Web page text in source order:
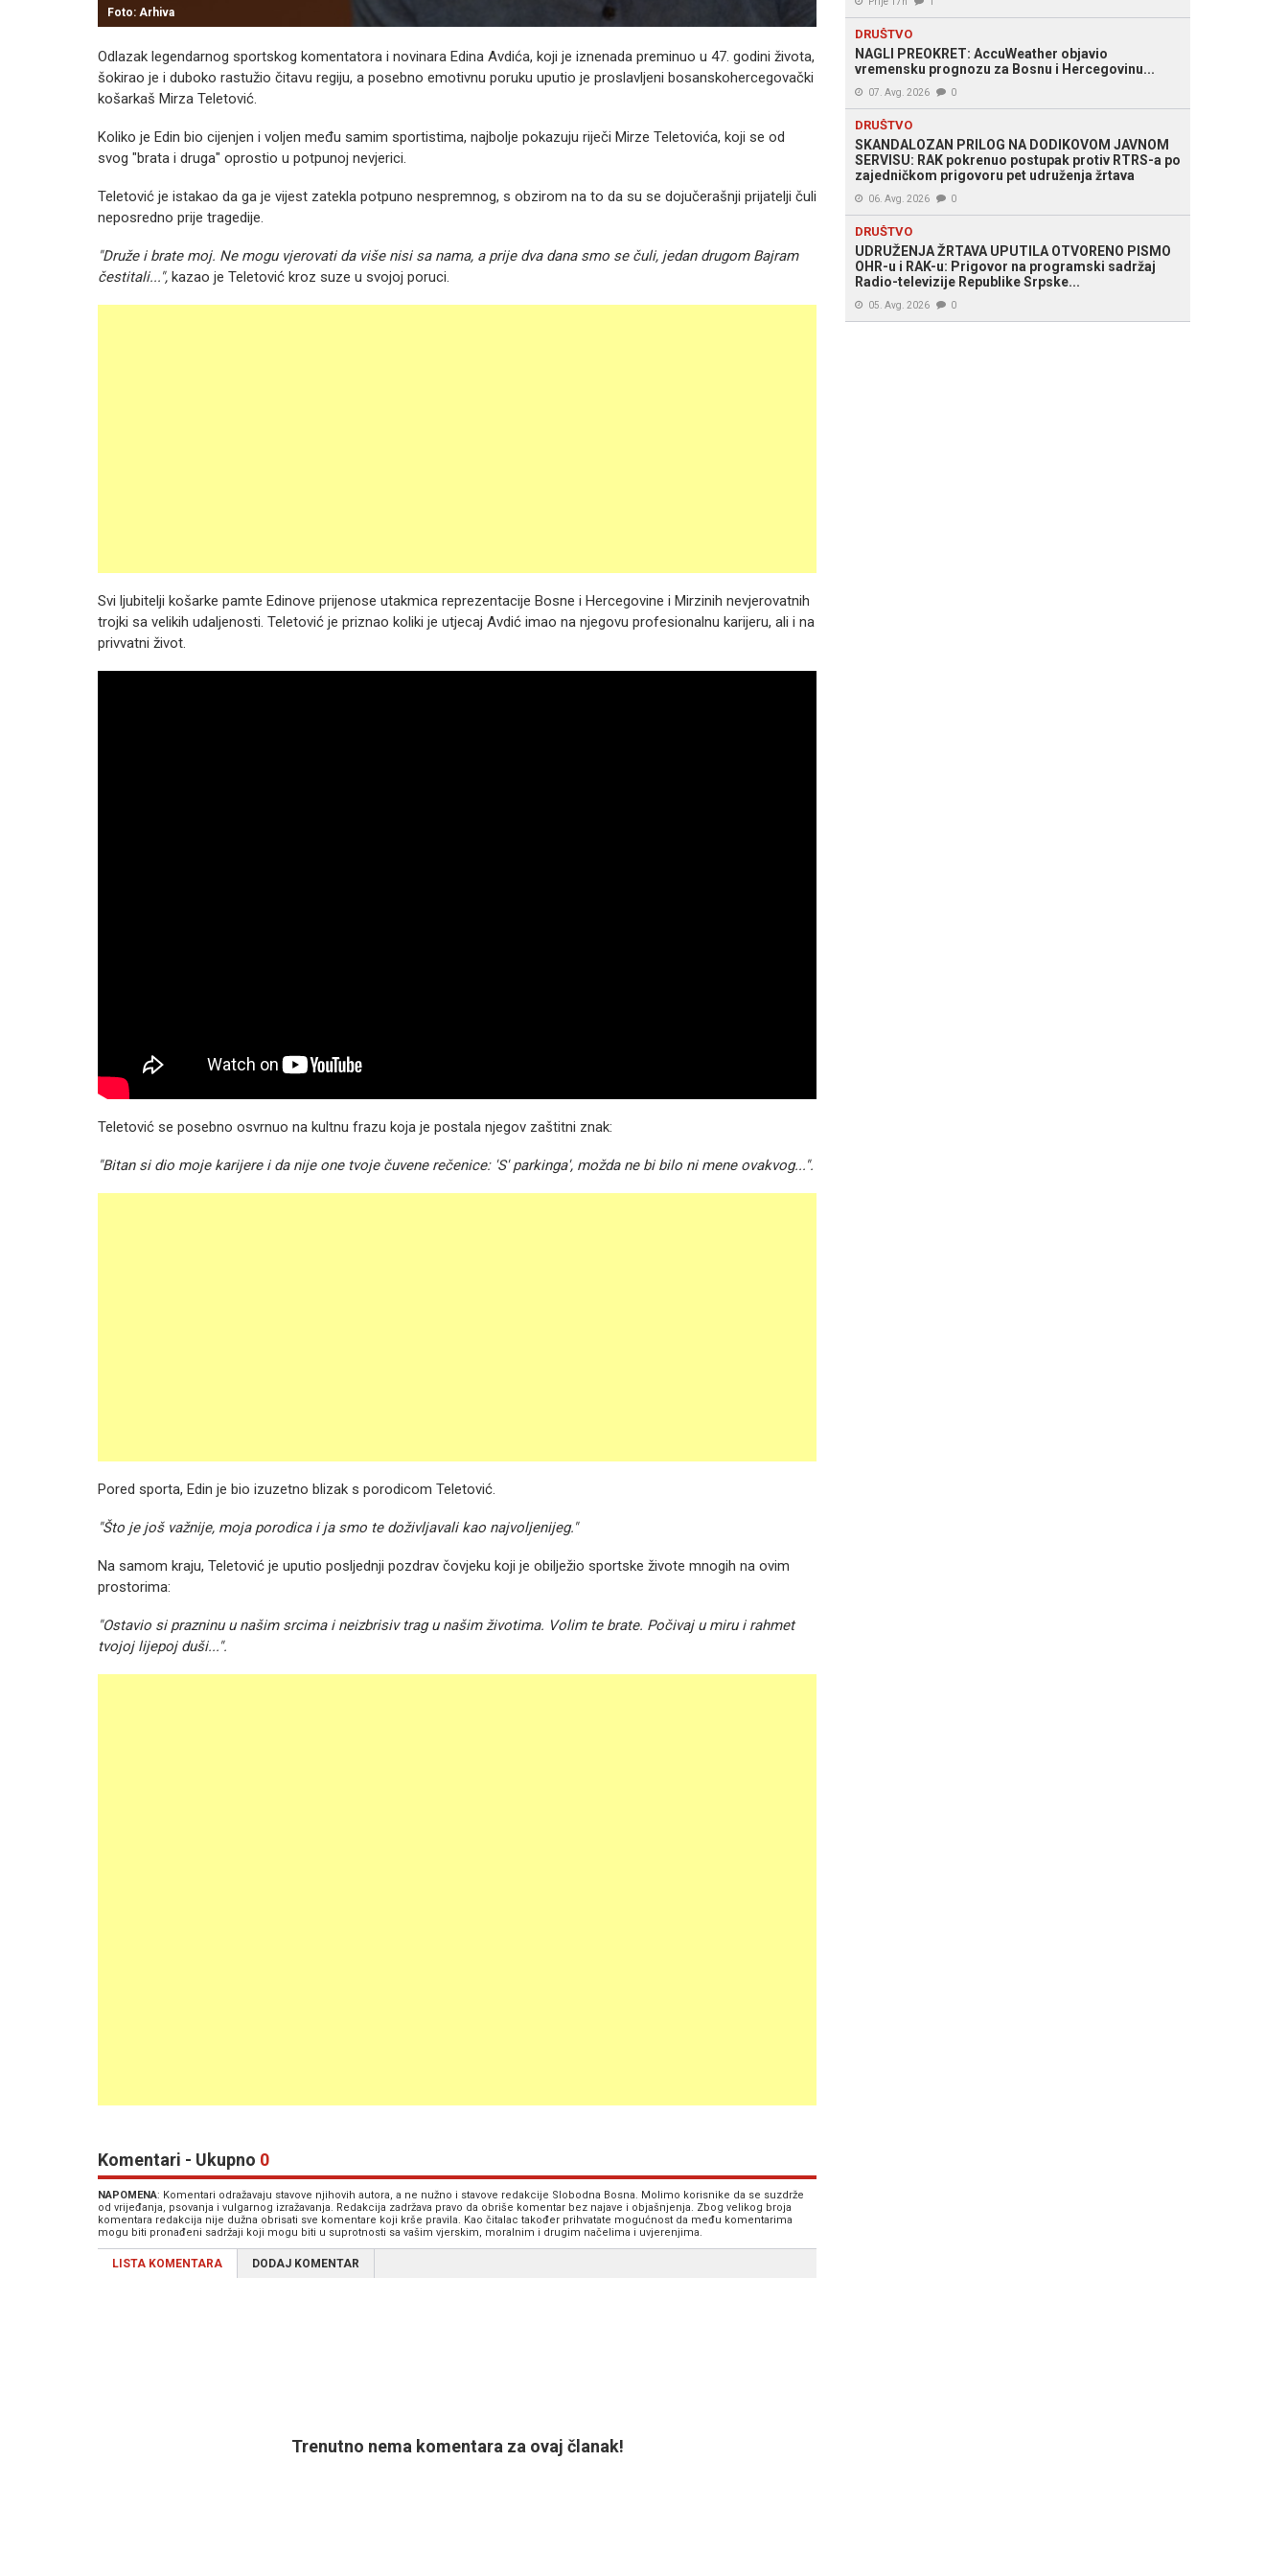
Foto: Arhiva
Odlazak legendarnog sportskog komentatora i novinara Edina Avdića, koji je iznenada preminuo u 47. godini života,
šokirao je i duboko rastužio čitavu regiju, a posebno emotivnu poruku uputio je proslavljeni bosanskohercegovački
košarkaš Mirza Teletović.
Koliko je Edin bio cijenjen i voljen među samim sportistima, najbolje pokazuju riječi Mirze Teletovića, koji se od
svog "brata i druga" oprostio u potpunoj nevjerici.
Teletović je istakao da ga je vijest zatekla potpuno nespremnog, s obzirom na to da su se dojučerašnji prijatelji čuli
neposredno prije tragedije.
"Druže i brate moj. Ne mogu vjerovati da više nisi sa nama, a prije dva dana smo se čuli, jedan drugom Bajram
čestitali...", kazao je Teletović kroz suze u svojoj poruci.
Svi ljubitelji košarke pamte Edinove prijenose utakmica reprezentacije Bosne i Hercegovine i Mirzinih nevjerovatnih
trojki sa velikih udaljenosti. Teletović je priznao koliki je utjecaj Avdić imao na njegovu profesionalnu karijeru, ali i na
privvatni život.
Teletović se posebno osvrnuo na kultnu frazu koja je postala njegov zaštitni znak:
"Bitan si dio moje karijere i da nije one tvoje čuvene rečenice: 'S' parkinga', možda ne bi bilo ni mene ovakvog...".
Pored sporta, Edin je bio izuzetno blizak s porodicom Teletović.
"Što je još važnije, moja porodica i ja smo te doživljavali kao najvoljenijeg."
Na samom kraju, Teletović je uputio posljednji pozdrav čovjeku koji je obilježio sportske živote mnogih na ovim
prostorima:
"Ostavio si prazninu u našim srcima i neizbrisiv trag u našim životima. Volim te brate. Počivaj u miru i rahmet
tvojoj lijepoj duši...".
Komentari - Ukupno 0
NAPOMENA: Komentari odražavaju stavove njihovih autora, a ne nužno i stavove redakcije Slobodna Bosna. Molimo korisnike da se suzdrže
od vrijeđanja, psovanja i vulgarnog izražavanja. Redakcija zadržava pravo da obriše komentar bez najave i objašnjenja. Zbog velikog broja
komentara redakcija nije dužna obrisati sve komentare koji krše pravila. Kao čitalac također prihvatate mogućnost da među komentarima
mogu biti pronađeni sadržaji koji mogu biti u suprotnosti sa vašim vjerskim, moralnim i drugim načelima i uvjerenjima.
LISTA KOMENTARA DODAJ KOMENTAR
Trenutno nema komentara za ovaj članak!
DRUŠTVO
NAGLI PREOKRET: AccuWeather objavio
vremensku prognozu za Bosnu i Hercegovinu...
07. Avg. 2026 0
DRUŠTVO
SKANDALOZAN PRILOG NA DODIKOVOM JAVNOM
SERVISU: RAK pokrenuo postupak protiv RTRS-a po
zajedničkom prigovoru pet udruženja žrtava
06. Avg. 2026 0
DRUŠTVO
UDRUŽENJA ŽRTAVA UPUTILA OTVORENO PISMO
OHR-u i RAK-u: Prigovor na programski sadržaj
Radio-televizije Republike Srpske...
05. Avg. 2026 0